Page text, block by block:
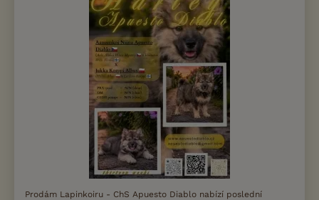
Prodám Lapinkoiru - ChS Apuesto Diablo nabízí poslední